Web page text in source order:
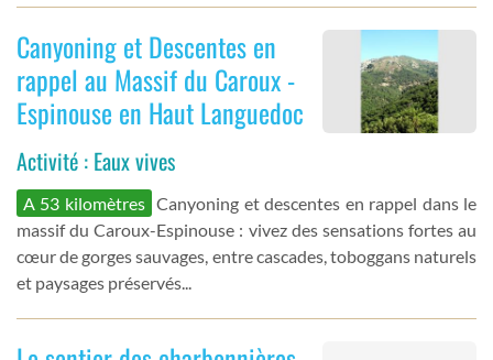
Canyoning et Descentes en
rappel au Massif du Caroux -
Espinouse en Haut Languedoc
Activité : Eaux vives
A 53 kilomètres Canyoning et descentes en rappel dans le
massif du Caroux-Espinouse : vivez des sensations fortes au
cœur de gorges sauvages, entre cascades, toboggans naturels
et paysages préservés...